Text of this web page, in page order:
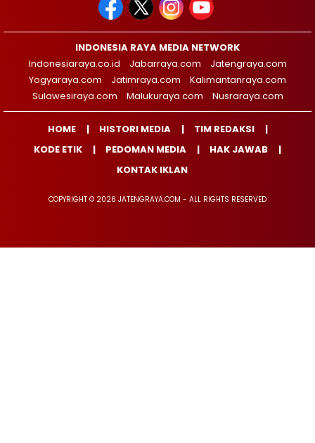
INDONESIA RAYA MEDIA NETWORK
Indonesiaraya.co.id
Jabarraya.com
Jatengraya.com
Yogyaraya.com
Jatimraya.com
Kalimantanraya.com
Sulawesiraya.com
Malukuraya.com Nusraraya.com
HOME HISTORI MEDIA
TIM REDAKSI
KODE ETIK
PEDOMAN MEDIA
HAK JAWAB
KONTAK IKLAN
COPYRIGHT © 2026 JATENGRAYA.COM - ALL RIGHTS RESERVED